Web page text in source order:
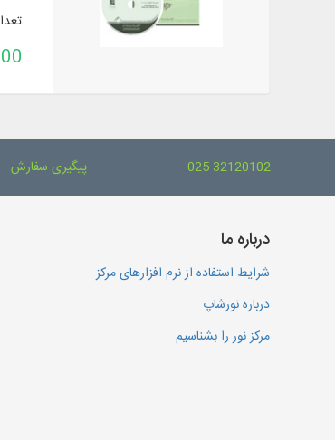
025-32120102 پیگیری سفارش
درباره ما
شرایط استفاده از نرم افزارهای مرکز
درباره نورشاپ
مرکز نور را بشناسیم